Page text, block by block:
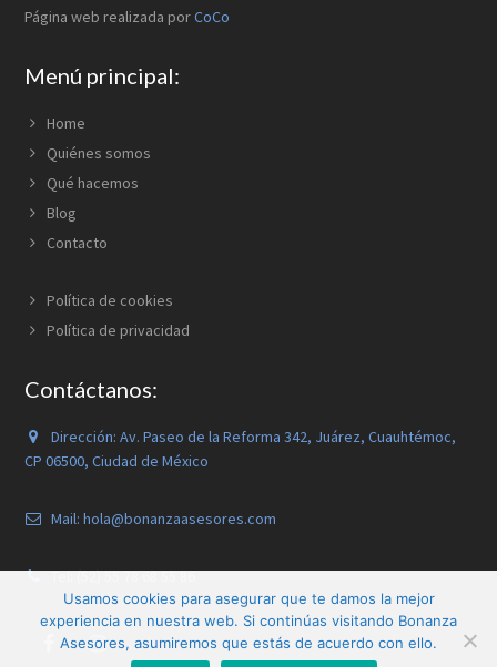
Página web realizada porCoCo
Menú principal:
Home
Quiénes somos
Qué hacemos
Blog
Contacto
Política de cookies
Política de privacidad
Contáctanos:
Dirección:Av. Paseo de la Reforma 342, Juárez, Cuauhtémoc,
CP 06500, Ciudad de México
Mail: hola@bonanzaasesores.com
Tel: (52) 55 78 68 55 86
Usamos cookies para asegurar que te damos la mejor
experiencia en nuestra web. Si continúas visitando Bonanza
Asesores, asumiremos que estás de acuerdo con ello.